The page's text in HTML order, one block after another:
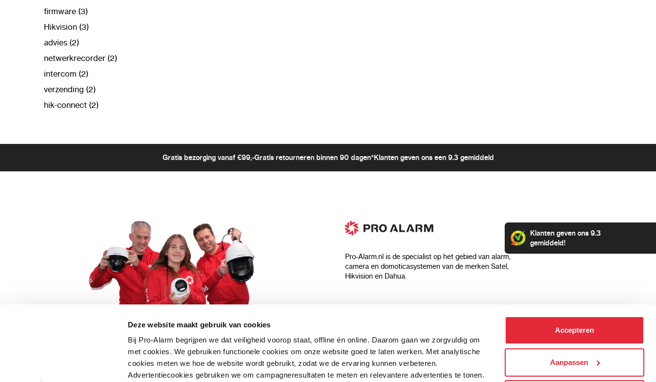
Deze website maakt gebruik van cookies
Bij Pro-Alarm begrijpen we dat veiligheid voorop staat, offline én online. Daarom gaan we zorgvuldig om
met cookies. We gebruiken functionele cookies om onze website goed te laten werken. Met analytische
cookies meten we hoe de website wordt gebruikt, zodat we de ervaring kunnen verbeteren.
Advertentiecookies gebruiken we om campagneresultaten te meten en relevantere advertenties te tonen.
Accepteren
Aanpassen
firmware (3)
Hikvision (3)
advies (2)
netwerkrecorder (2)
intercom (2)
verzending (2)
hik-connect (2)
Gratis bezorging vanaf €99,-Gratis retourneren binnen 90 dagen*Klanten geven ons een 9.3 gemiddeld
5 euro korting op je aankoop?
Schrijf je direct in voor onze nieuwsbrief en
Pro-Alarm.nl is de specialist op het gebied van alarm,
camera en domoticasystemen van de merken Satel,
Hikvision en Dahua.
Klanten geven ons 9.3
gemiddeld!
Algemene voorwaarden
Privacyverklaring
Blog
Verzending & bezorging
Aansluit instructies
Categorieën
Alarmsystemen
Beveiligingscamera's
IP camera's
Hikvision camera's